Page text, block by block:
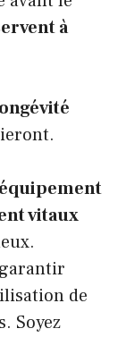
à
vitaux
de
Soyez